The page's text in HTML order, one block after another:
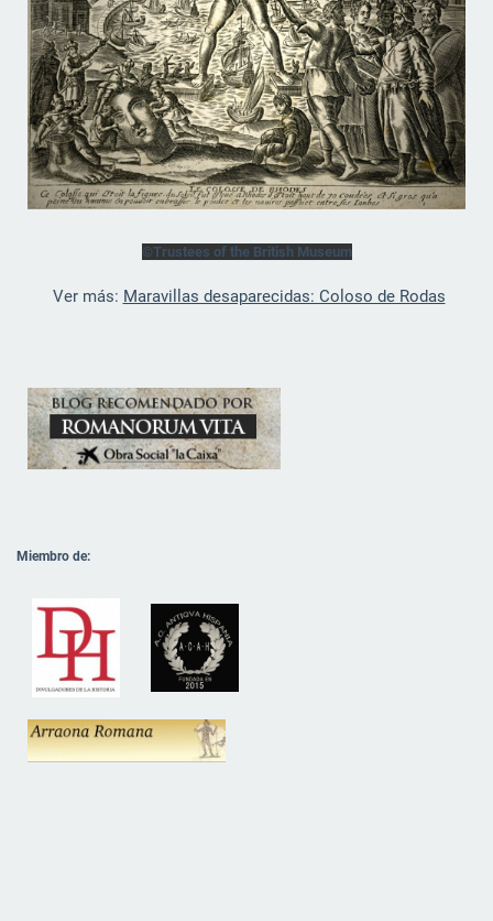
©Trustees of the British Museum
Ver más: Maravillas desaparecidas: Coloso de Rodas
Miembro de: